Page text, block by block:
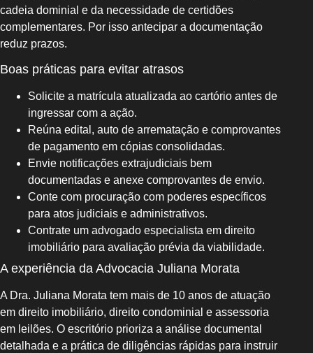
cadeia dominial e da necessidade de certidões
complementares. Por isso antecipar a documentação
reduz prazos.
Boas práticas para evitar atrasos
Solicite a matrícula atualizada ao cartório antes de
ingressar com a ação.
Reúna edital, auto de arrematação e comprovantes
de pagamento em cópias consolidadas.
Envie notificações extrajudiciais bem
documentadas e anexe comprovantes de envio.
Conte com procuração com poderes específicos
para atos judiciais e administrativos.
Contrate um advogado especialista em direito
imobiliário para avaliação prévia da viabilidade.
A experiência da Advocacia Juliana Morata
A Dra. Juliana Morata tem mais de 10 anos de atuação
em direito imobiliário, direito condominial e assessoria
em leilões. O escritório prioriza a análise documental
detalhada e a prática de diligências rápidas para instruir